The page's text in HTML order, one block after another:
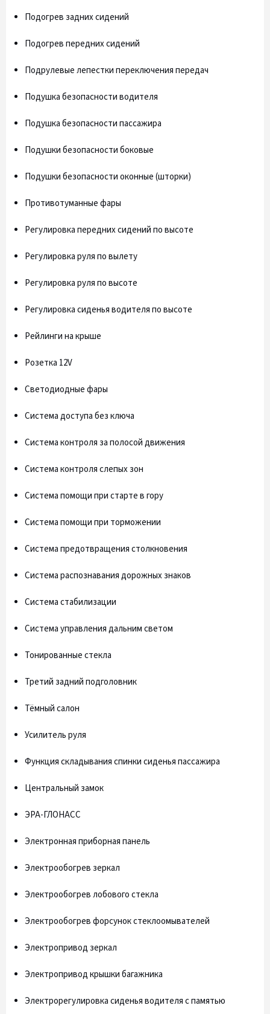
Подогрев задних сидений
Подогрев передних сидений
Подрулевые лепестки переключения передач
Подушка безопасности водителя
Подушка безопасности пассажира
Подушки безопасности боковые
Подушки безопасности оконные (шторки)
Противотуманные фары
Регулировка передних сидений по высоте
Регулировка руля по вылету
Регулировка руля по высоте
Регулировка сиденья водителя по высоте
Рейлинги на крыше
Розетка 12V
Светодиодные фары
Система доступа без ключа
Система контроля за полосой движения
Система контроля слепых зон
Система помощи при старте в гору
Система помощи при торможении
Система предотвращения столкновения
Система распознавания дорожных знаков
Система стабилизации
Система управления дальним светом
Тонированные стекла
Третий задний подголовник
Тёмный салон
Усилитель руля
Функция складывания спинки сиденья пассажира
Центральный замок
ЭРА-ГЛОНАСС
Электронная приборная панель
Электрообогрев зеркал
Электрообогрев лобового стекла
Электрообогрев форсунок стеклоомывателей
Электропривод зеркал
Электропривод крышки багажника
Электрорегулировка сиденья водителя с памятью